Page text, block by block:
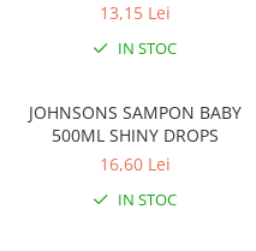
13,15 Lei
IN STOC
JOHNSONS SAMPON BABY
500ML SHINY DROPS
16,60 Lei
IN STOC